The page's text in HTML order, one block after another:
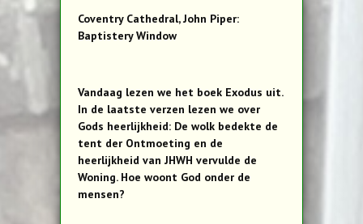
Coventry Cathedral, John Piper:
Baptistery Window
Vandaag lezen we het boek Exodus uit.
In de laatste verzen lezen we over
Gods heerlijkheid: De wolk bedekte de
tent der Ontmoeting en de
heerlijkheid van JHWH vervulde de
Woning. Hoe woont God onder de
mensen?